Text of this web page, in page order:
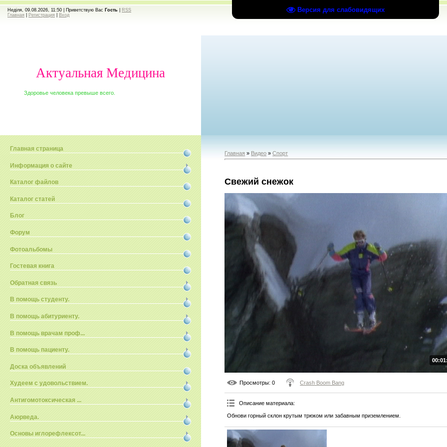
Версия для слабовидящих
Неділя, 09.08.2026, 11:50 | Приветствую Вас Гость
RSS
Главная
Регистрация Вход
Актуальная Медицина
Здоровье человека превыше всего.
Главная страница
Информация о сайте
Каталог файлов
Каталог статей
Блог
Форум
Фотоальбомы
Гостевая книга
Обратная связь
В помощь студенту.
В помощь абитуриенту.
В помощь врачам проф...
В помощь пациенту.
Доска объявлений
Худеем с удовольствием.
Антигомотоксическая ...
Аюрведа.
Основы иглорефлексот...
Главная » Видео »Спорт
Свежий снежок
Просмотры: 0 Crash Boom Bang
Описание материала:
Обнови горный склон крутым трюком или забавным приземлением.